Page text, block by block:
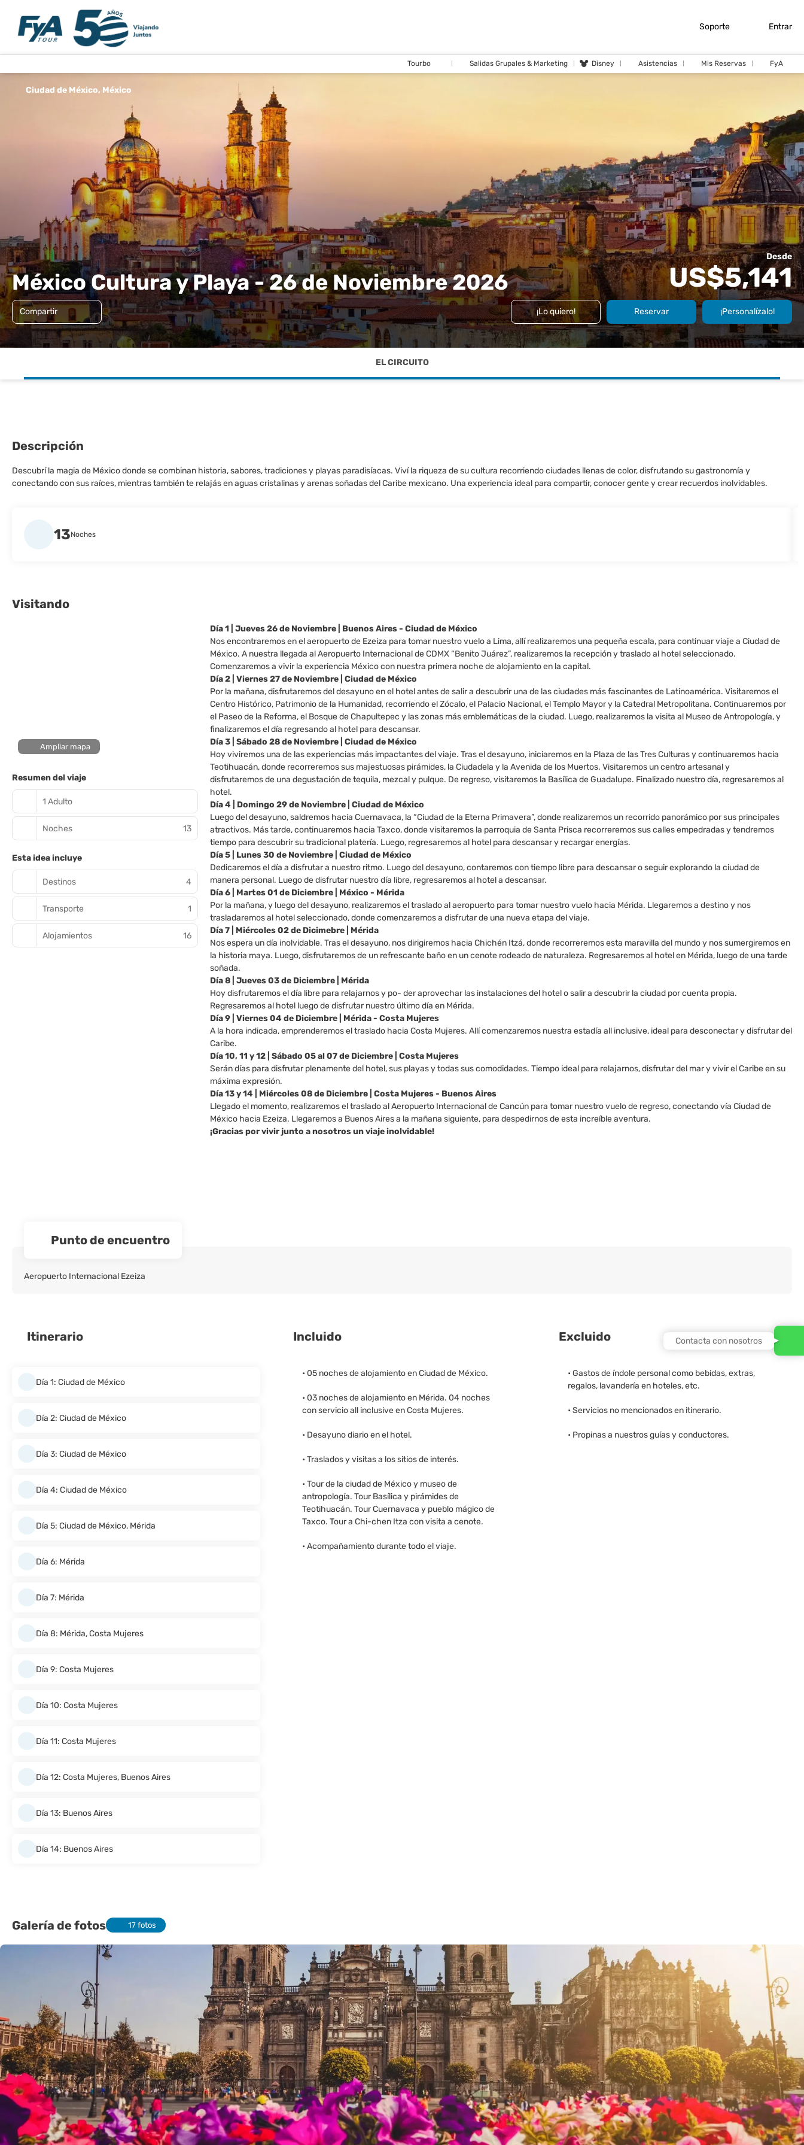
Soporte Entrar
Tourbo Salidas Grupales & Marketing Disney Asistencias Mis Reservas FyA
México Cultura y Playa - 26 de Noviembre 2026
Desde
US$5,141
Compartir ¡Lo quiero! Reservar ¡Personalízalo!
Ciudad de México, México
EL CIRCUITO
Descripción
Descubrí la magia de México donde se combinan historia, sabores, tradiciones y playas paradisíacas. Viví la riqueza de su cultura recorriendo ciudades llenas de color, disfrutando su gastronomía y
conectando con sus raíces, mientras también te relajás en aguas cristalinas y arenas soñadas del Caribe mexicano. Una experiencia ideal para compartir, conocer gente y crear recuerdos inolvidables.
13Noches
Visitando
Ampliar mapa
Resumen del viaje
1 Adulto
Noches 13
Esta idea incluye
Destinos 4
Transporte 1
Alojamientos 16
Día 1 | Jueves 26 de Noviembre | Buenos Aires - Ciudad de México
Nos encontraremos en el aeropuerto de Ezeiza para tomar nuestro vuelo a Lima, allí realizaremos una pequeña escala, para continuar viaje a Ciudad de
México. A nuestra llegada al Aeropuerto Internacional de CDMX “Benito Juárez”, realizaremos la recepción y traslado al hotel seleccionado.
Comenzaremos a vivir la experiencia México con nuestra primera noche de alojamiento en la capital.
Día 2 | Viernes 27 de Noviembre | Ciudad de México
Por la mañana, disfrutaremos del desayuno en el hotel antes de salir a descubrir una de las ciudades más fascinantes de Latinoamérica. Visitaremos el
Centro Histórico, Patrimonio de la Humanidad, recorriendo el Zócalo, el Palacio Nacional, el Templo Mayor y la Catedral Metropolitana. Continuaremos por
el Paseo de la Reforma, el Bosque de Chapultepec y las zonas más emblemáticas de la ciudad. Luego, realizaremos la visita al Museo de Antropología, y
finalizaremos el día regresando al hotel para descansar.
Día 3 | Sábado 28 de Noviembre | Ciudad de México
Hoy viviremos una de las experiencias más impactantes del viaje. Tras el desayuno, iniciaremos en la Plaza de las Tres Culturas y continuaremos hacia
Teotihuacán, donde recorreremos sus majestuosas pirámides, la Ciudadela y la Avenida de los Muertos. Visitaremos un centro artesanal y
disfrutaremos de una degustación de tequila, mezcal y pulque. De regreso, visitaremos la Basílica de Guadalupe. Finalizado nuestro día, regresaremos al
hotel.
Día 4 | Domingo 29 de Noviembre | Ciudad de México
Luego del desayuno, saldremos hacia Cuernavaca, la “Ciudad de la Eterna Primavera”, donde realizaremos un recorrido panorámico por sus principales
atractivos. Más tarde, continuaremos hacia Taxco, donde visitaremos la parroquia de Santa Prisca recorreremos sus calles empedradas y tendremos
tiempo para descubrir su tradicional platería. Luego, regresaremos al hotel para descansar y recargar energías.
Día 5 | Lunes 30 de Noviembre | Ciudad de México
Dedicaremos el día a disfrutar a nuestro ritmo. Luego del desayuno, contaremos con tiempo libre para descansar o seguir explorando la ciudad de
manera personal. Luego de disfrutar nuestro día libre, regresaremos al hotel a descansar.
Día 6 | Martes 01 de Diciembre | México - Mérida
Por la mañana, y luego del desayuno, realizaremos el traslado al aeropuerto para tomar nuestro vuelo hacia Mérida. Llegaremos a destino y nos
trasladaremos al hotel seleccionado, donde comenzaremos a disfrutar de una nueva etapa del viaje.
Día 7 | Miércoles 02 de Dicimebre | Mérida
Nos espera un día inolvidable. Tras el desayuno, nos dirigiremos hacia Chichén Itzá, donde recorreremos esta maravilla del mundo y nos sumergiremos en
la historia maya. Luego, disfrutaremos de un refrescante baño en un cenote rodeado de naturaleza. Regresaremos al hotel en Mérida, luego de una tarde
soñada.
Día 8 | Jueves 03 de Diciembre | Mérida
Hoy disfrutaremos el día libre para relajarnos y po- der aprovechar las instalaciones del hotel o salir a descubrir la ciudad por cuenta propia.
Regresaremos al hotel luego de disfrutar nuestro último día en Mérida.
Día 9 | Viernes 04 de Diciembre | Mérida - Costa Mujeres
A la hora indicada, emprenderemos el traslado hacia Costa Mujeres. Allí comenzaremos nuestra estadía all inclusive, ideal para desconectar y disfrutar del
Caribe.
Día 10, 11 y 12 | Sábado 05 al 07 de Diciembre | Costa Mujeres
Serán días para disfrutar plenamente del hotel, sus playas y todas sus comodidades. Tiempo ideal para relajarnos, disfrutar del mar y vivir el Caribe en su
máxima expresión.
Día 13 y 14 | Miércoles 08 de Diciembre | Costa Mujeres - Buenos Aires
Llegado el momento, realizaremos el traslado al Aeropuerto Internacional de Cancún para tomar nuestro vuelo de regreso, conectando vía Ciudad de
México hacia Ezeiza. Llegaremos a Buenos Aires a la mañana siguiente, para despedirnos de esta increíble aventura.
¡Gracias por vivir junto a nosotros un viaje inolvidable!
Punto de encuentro
Aeropuerto Internacional Ezeiza
Itinerario
Día 1: Ciudad de México
Día 2: Ciudad de México
Día 3: Ciudad de México
Día 4: Ciudad de México
Día 5: Ciudad de México, Mérida
Día 6: Mérida
Día 7: Mérida
Día 8: Mérida, Costa Mujeres
Día 9: Costa Mujeres
Día 10: Costa Mujeres
Día 11: Costa Mujeres
Día 12: Costa Mujeres, Buenos Aires
Día 13: Buenos Aires
Día 14: Buenos Aires
Incluido
• 05 noches de alojamiento en Ciudad de México.
• 03 noches de alojamiento en Mérida. 04 noches
con servicio all inclusive en Costa Mujeres.
• Desayuno diario en el hotel.
• Traslados y visitas a los sitios de interés.
• Tour de la ciudad de México y museo de
antropología. Tour Basílica y pirámides de
Teotihuacán. Tour Cuernavaca y pueblo mágico de
Taxco. Tour a Chi-chen Itza con visita a cenote.
• Acompañamiento durante todo el viaje.
Excluido
• Gastos de índole personal como bebidas, extras,
regalos, lavandería en hoteles, etc.
• Servicios no mencionados en itinerario.
• Propinas a nuestros guías y conductores.
Galería de fotos 17 fotos
Contacta con nosotros